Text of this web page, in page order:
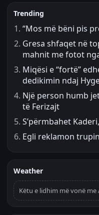
Trending
“Mos më bëni pis
Gresa shfaqet në
mahnit me fotot
Miqësi e “fortë”
dedikimin ndaj
Një person humb
të Ferizajt
S’përmbahet
Egli reklamon
Weather
Këtu e lidhim më vonë